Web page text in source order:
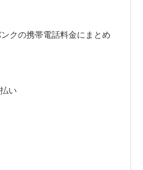
クの携帯電話料金にまとめ
い